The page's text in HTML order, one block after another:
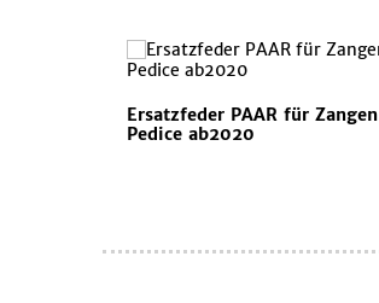
Ersatzfeder PAAR für Zangen
Pedice ab2020